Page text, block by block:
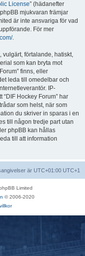
License” (hädanefter
mjukvaran främjar
är inte ansvariga för vad
För mer
.
vulgärt, förtalande, hatiskt,
som kan bryta mot
finns, eller
leda till omedelbar och
IP-
Hockey Forum” har
som helst, när som
du skriver in sparas i en
till någon tredje part utan
phpBB kan hållas
till att information
är UTC+01:00 UTC+1
Limited
© 2006-2020